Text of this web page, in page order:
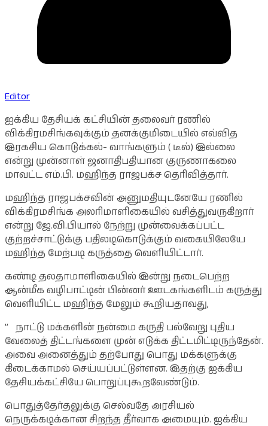
Editor
ஐக்கிய தேசியக் கட்சியின் தலைவர் ரணில்
விக்கிரமசிங்கவுக்கும் தனக்குமிடையில் எவ்வித
இரகசிய கொடுக்கல்- வாங்களும் ( டீல்) இல்லை
என்று முன்னாள் ஜனாதிபதியான குருணாகலை
மாவட்ட எம்.பி. மஹிந்த ராஜபக்ச தெரிவித்தார்.
மஹிந்த ராஜபக்சவின் அனுமதியுடனேயே ரணில்
விக்கிரமசிங்க அலரிமாளிகையில் வசித்துவருகிறார்
என்று ஜே.வி.பியால் நேற்று முன்வைக்கப்பட்ட
குற்றச்சாட்டுக்கு பதிலடிகொடுக்கும் வகையிலேயே
மஹிந்த மேற்படி கருத்தை வெளியிட்டார்.
கண்டி தலதாமாளிகையில் இன்று நடைபெற்ற
ஆன்மீக வழிபாட்டின் பின்னர் ஊடகங்களிடம் கருத்து
வெளியிட்ட மஹிந்த மேலும் கூறியதாவது,
” நாட்டு மக்களின் நன்மை கருதி பல்வேறு புதிய
வேலைத் திட்டங்களை முன் எடுக்க திட்டமிட்டிருந்தேன்.
அவை அனைத்தும் தற்போது பொது மக்களுக்கு
கிடைக்காமல் செய்யப்பட்டுள்ளன. இதற்கு ஐக்கிய
தேசியக்கட்சியே பொறுப்புகூறவேண்டும்.
பொதுத்தேர்தலுக்கு செல்வதே அரசியல்
நெருக்கடிக்கான சிறந்த தீர்வாக அமையும். ஐக்கிய